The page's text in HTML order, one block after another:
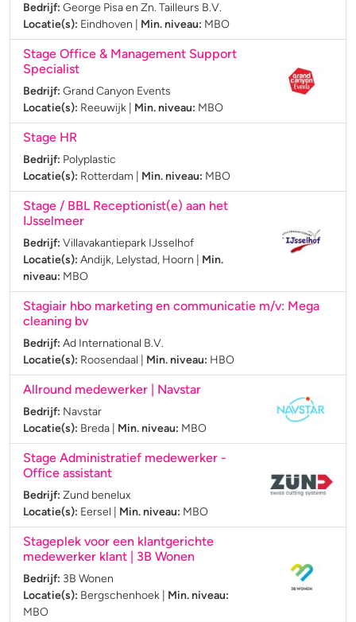
Bedrijf: George Pisa en Zn. Tailleurs B.V.
Locatie(s): Eindhoven Min. niveau: MBO
Stage Office & Management Support
Specialist
Bedrijf: Grand Canyon Events
Locatie(s): Reeuwijk Min. niveau: MBO
Stage HR
Bedrijf: Polyplastic
Locatie(s): Rotterdam Min. niveau: MBO
Stage / BBL Receptionist(e) aan het
IJsselmeer
Bedrijf: Villavakantiepark IJsselhof
Locatie(s): Andijk, Lelystad, Hoorn
Min.
niveau: MBO
Stagiair hbo marketing en communicatie m/v: Mega
cleaning bv
Bedrijf: Ad International B.V.
Locatie(s): Roosendaal Min. niveau: HBO
Allround medewerker | Navstar
Bedrijf: Navstar
Locatie(s): Breda Min. niveau: MBO
Stage Administratief medewerker -
Office assistant
Bedrijf: Zund benelux
Locatie(s): Eersel Min. niveau: MBO
Stageplek voor een klantgerichte
medewerker klant | 3B Wonen
Bedrijf: 3B Wonen
Locatie(s): Bergschenhoek
Min. niveau:
MBO